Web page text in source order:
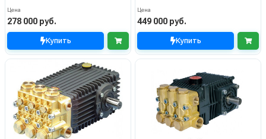
Цена
278 000 руб.
Купить
Цена
449 000 руб.
Купить